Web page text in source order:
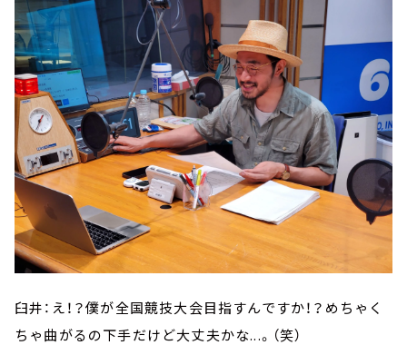
臼井：え！？僕が全国競技大会目指すんですか！？めちゃく
ちゃ曲がるの下手だけど大丈夫かな...。（笑）